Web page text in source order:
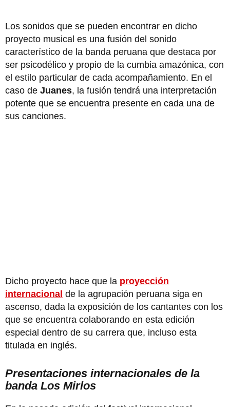
Los sonidos que se pueden encontrar en dicho
proyecto musical es una fusión del sonido
característico de la banda peruana que destaca por
ser psicodélico y propio de la cumbia amazónica, con
el estilo particular de cada acompañamiento. En el
caso de Juanes, la fusión tendrá una interpretación
potente que se encuentra presente en cada una de
sus canciones.
Dicho proyecto hace que la proyección
internacional de la agrupación peruana siga en
ascenso, dada la exposición de los cantantes con los
que se encuentra colaborando en esta edición
especial dentro de su carrera que, incluso esta
titulada en inglés.
Presentaciones internacionales de la
banda Los Mirlos